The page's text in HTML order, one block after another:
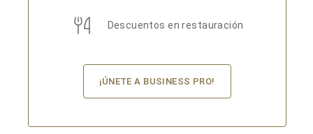
Descuentos en restauración
¡ÚNETE A BUSINESS PRO!